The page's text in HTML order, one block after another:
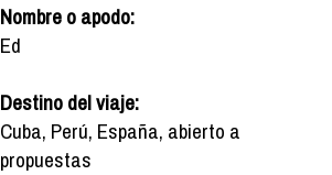
Nombre o apodo:
Ed
Destino del viaje:
Cuba, Perú, España, abierto a
propuestas